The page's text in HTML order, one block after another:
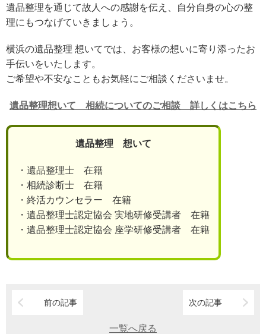
遺品整理を通じて故人への感謝を伝え、自分自身の心の整
理にもつなげていきましょう。
横浜の遺品整理 想いてでは、お客様の想いに寄り添ったお
手伝いをいたします。
ご希望や不安なこともお気軽にご相談くださいませ。
遺品整理想いて 相続についてのご相談 詳しくはこちら
遺品整理 想いて
・遺品整理士 在籍
・相続診断士 在籍
・終活カウンセラー 在籍
・遺品整理士認定協会 実地研修受講者 在籍
・遺品整理士認定協会 座学研修受講者 在籍
前の記事 次の記事
一覧へ戻る